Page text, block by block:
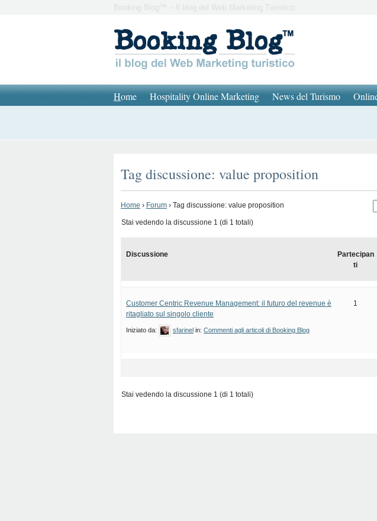
Booking Blog™ – Il blog del Web Marketing Turistico
Home Hospitality Online Marketing News del Turismo
Tag discussione: value proposition
Home › Forum › Tag discussione: value proposition
Stai vedendo la discussione 1 (di 1 totali)
Discussione
Partecipan
ti
Customer Centric Revenue Management: il futuro del revenue è
ritagliato sul singolo cliente
Iniziato da: sfarinel in: Commenti agli articoli di Booking Blog
1
Stai vedendo la discussione 1 (di 1 totali)